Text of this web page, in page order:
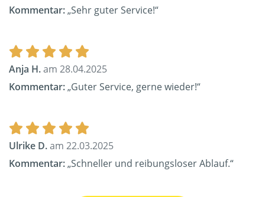
Kommentar:„Sehr guter Service!“
Anja H.am 28.04.2025
Kommentar:„Guter Service, gerne wieder!“
Ulrike D.am 22.03.2025
Kommentar:„Schneller und reibungsloser Ablauf.“